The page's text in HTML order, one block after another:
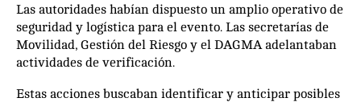
Las autoridades habían dispuesto un amplio operativo de
seguridad y logística para el evento. Las secretarías de
Movilidad, Gestión del Riesgo y el DAGMA adelantaban
actividades de verificación.
Estas acciones buscaban identificar y anticipar posibles